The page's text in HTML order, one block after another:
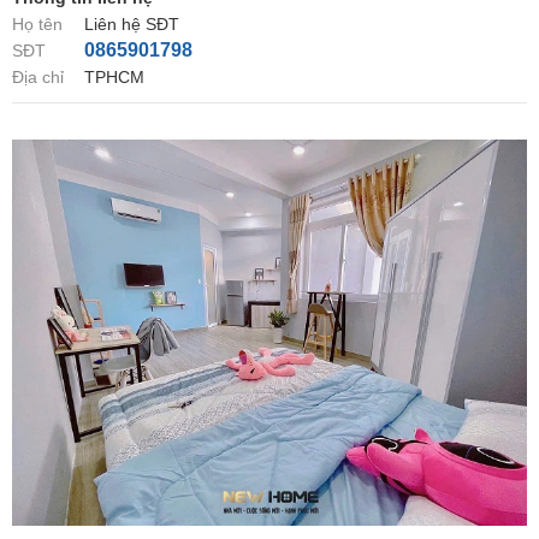
Họ tên
Liên hệ SĐT
SĐT
0865901798
Địa chỉ TPHCM